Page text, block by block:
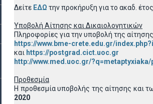
Δείτε ΕΔΩ την προκήρυξη για το ακαδ.
Υποβολή Αίτησης και Δικαιολογητικών
Πληροφορίες για την υποβολή της
https://www.bme-crete.edu.gr/
και https://postgrad.cict.uoc.gr
http://www.med.uoc.gr/
Προθεσμία
Η προθεσμία υποβολής της αίτησης και
2020